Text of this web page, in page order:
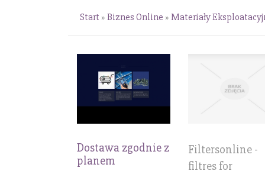
Start » Biznes Online » Materiały
Dostawa zgodnie z
planem
Filtersonline -
filtres for